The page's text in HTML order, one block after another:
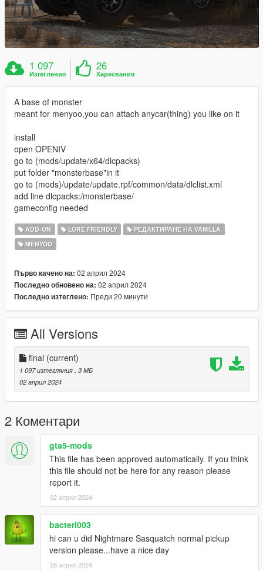
1 097
Изтегления
26
Харесвания
A base of monster
meant for menyoo,you can attach anycar(thing) you like on it
install
open OPENIV
go to (mods/update/x64/dlcpacks)
put folder "monsterbase"in it
go to (mods)/update/update.rpf/common/data/dlclist.xml
add line dlcpacks:/monsterbase/
gameconfig needed
ADD-ON LORE FRIENDLY
РЕДАКТИРАНЕ НА VANILLA
MENYOO
Първо качено на: 02 април 2024
Последно обновено на: 02 април 2024
Последно изтеглено: Преди 20 минути
All Versions
final (current)
1 097 изтегляния , 3 МБ
02 април 2024
2 Коментари
gta5-mods
This file has been approved automatically. If you think
this file should not be here for any reason please
report it.
02 април 2024
bacteri003
hi can u did Nightmare Sasquatch normal pickup
version please...have a nice day
28 април 2024